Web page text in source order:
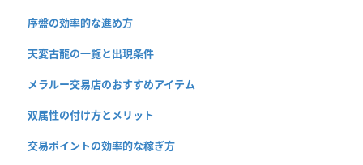
序盤の効率的な進め方
天変古龍の一覧と出現条件
メラルー交易店のおすすめアイテム
双属性の付け方とメリット
交易ポイントの効率的な稼ぎ方